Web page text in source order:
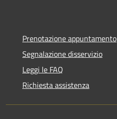
Prenotazione appuntamento
Segnalazione disservizio
Leggi le FAQ
Richiesta assistenza